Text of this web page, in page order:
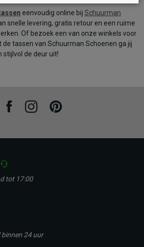
eenvoudig online bij Schuurman
snelle levering, gratis retour en een ruime
Of bezoek een van onze winkels voor
de tassen van Schuurman Schoenen ga jij
stijlvol de deur uit!
FacebookInstagramPinterest
tot 17:00
24 uur